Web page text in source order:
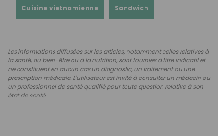
Cuisine vietnamienne Sandwich
Les informations diffusées sur les articles, notamment celles relatives à
la santé, au bien-être ou à la nutrition, sont fournies à titre indicatif et
ne constituent en aucun cas un diagnostic, un traitement ou une
prescription médicale. L'utilisateur est invité à consulter un médecin ou
un professionnel de santé qualifié pour toute question relative à son
état de santé.